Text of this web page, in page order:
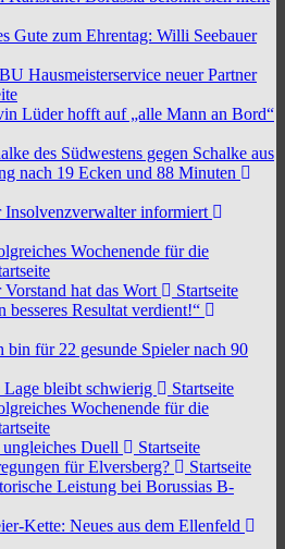
Gute zum Ehrentag: Willi Seebauer
Hausmeisterservice neuer Partner
Lüder hofft auf „alle Mann an Bord“
des Südwestens gegen Schalke aus
nach 19 Ecken und 88 Minuten
Insolvenzverwalter informiert
Wochenende für die
Vorstand hat das Wort
Startseite
besseres Resultat verdient!“
bin für 22 gesunde Spieler nach 90
Lage bleibt schwierig
Startseite
Wochenende für die
Duell
Startseite
für Elversberg?
Startseite
Leistung bei Borussias B-
Kette: Neues aus dem Ellenfeld